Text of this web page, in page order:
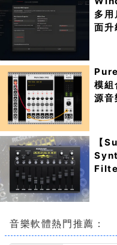
多用
面升
模組
源音
【
音樂軟體熱門推薦：